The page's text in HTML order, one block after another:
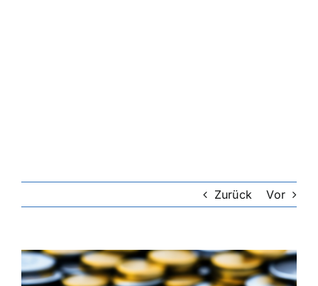
Zurück Vor
Zeige
grösseres